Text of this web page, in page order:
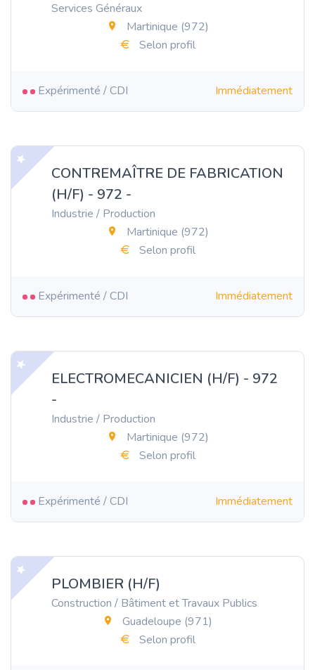
Services Généraux
Martinique (972)
Selon profil
Expérimenté / CDI Immédiatement
CONTREMAÎTRE DE FABRICATION
(H/F) - 972 -
Industrie / Production
Martinique (972)
Selon profil
Expérimenté / CDI Immédiatement
ELECTROMECANICIEN (H/F) - 972
-
Industrie / Production
Martinique (972)
Selon profil
Expérimenté / CDI Immédiatement
PLOMBIER (H/F)
Construction / Bâtiment et Travaux Publics
Guadeloupe (971)
Selon profil